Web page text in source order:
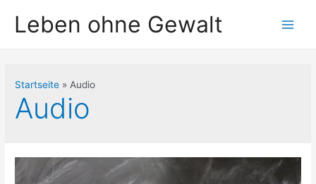
Leben ohne Gewalt
Startseite Audio
Audio